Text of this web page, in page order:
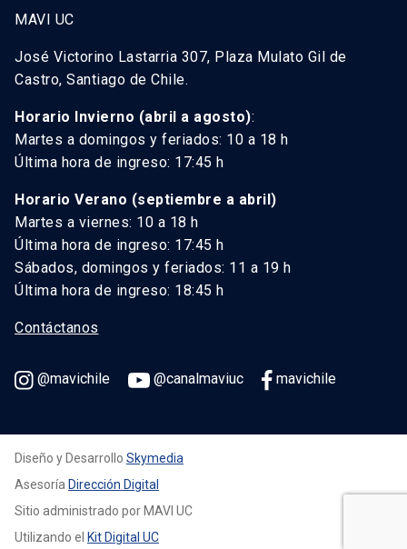
MAVI UC
José Victorino Lastarria 307, Plaza Mulato Gil de
Castro, Santiago de Chile.
Horario Invierno (abril a agosto):
Martes a domingos y feriados: 10 a 18 h
Última hora de ingreso: 17:45 h
Horario Verano (septiembre a abril)
Martes a viernes: 10 a 18 h
Última hora de ingreso: 17:45 h
Sábados, domingos y feriados: 11 a 19 h
Última hora de ingreso: 18:45 h
Contáctanos
@mavichile @canalmaviuc mavichile
Diseño y Desarrollo Skymedia
Asesoría Dirección Digital
Sitio administrado por MAVI UC
Utilizando el Kit Digital UC